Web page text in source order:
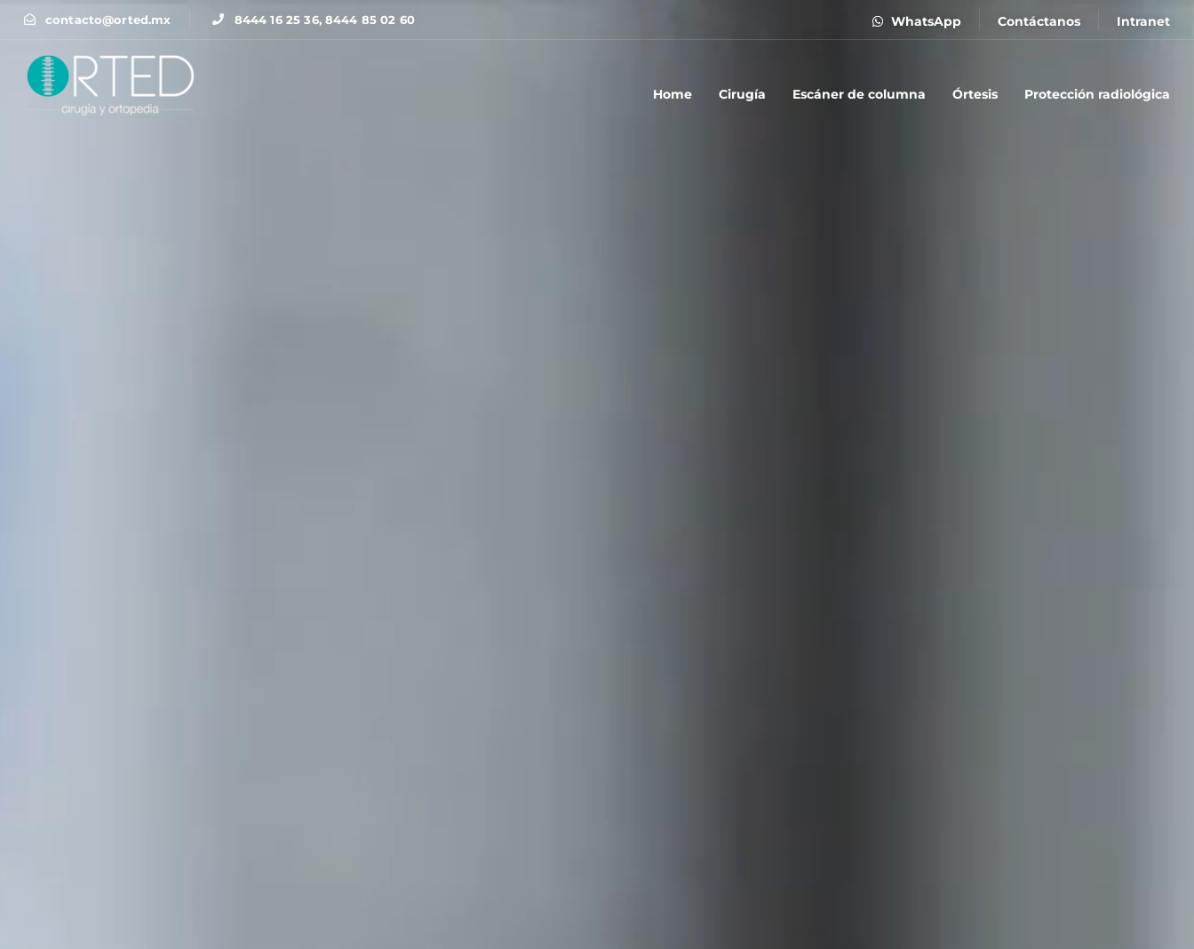
contacto@orted.mx 8444 16 25 36, 8444 85 02 60 WhatsApp Contáctanos Intranet
Home Cirugía Escáner de columna Órtesis Protección radiológica